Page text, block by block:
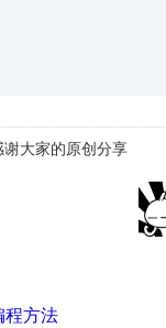
谢大家的原创分享
程方法